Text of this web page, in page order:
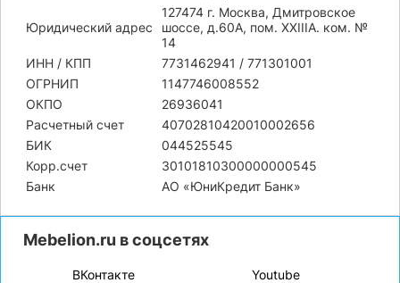
Юридический адрес
127474 г. Москва, Дмитровское
шоссе, д.60А, пом. XXIIIA. ком. №
14
ИНН / КПП
7731462941 / 771301001
ОГРНИП
1147746008552
ОКПО
26936041
Расчетный счет
40702810420010002656
БИК
044525545
Корр.счет
30101810300000000545
Банк
АО «ЮниКредит Банк»
Mebelion.ru в соцсетях
ВКонтакте Youtube